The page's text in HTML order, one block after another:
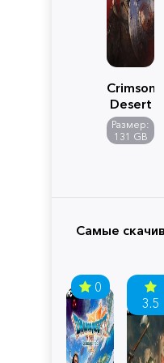
Crimson
Desert
Размер:
131 GB
Самые
0
3.5